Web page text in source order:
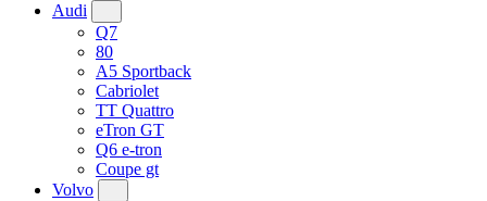
Audi
Q7
80
A5 Sportback
Cabriolet
TT Quattro
eTron GT
Q6 e-tron
Coupe gt
Volvo